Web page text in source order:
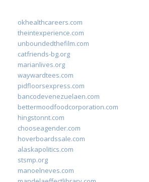
okhealthcareers.com
theintexperience.com
unboundedthefilm.com
catfriends-bg.org
marianlives.org
waywardtees.com
pidfloorsexpress.com
bancodevenezuelaen.com
bettermoodfoodcorporation.com
hingstonnt.com
chooseagender.com
hoverboardssale.com
alaskapolitics.com
stsmp.org
manoelneves.com